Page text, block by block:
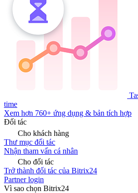
time
Xem hơn 760+ ứng dụng & bản tích hợp
Đối tác
Cho khách hàng
Thư mục đối tác
Nhận tham vấn cá nhân
Cho đối tác
Trở thành đối tác của Bitrix24
Partner login
Vì sao chọn Bitrix24